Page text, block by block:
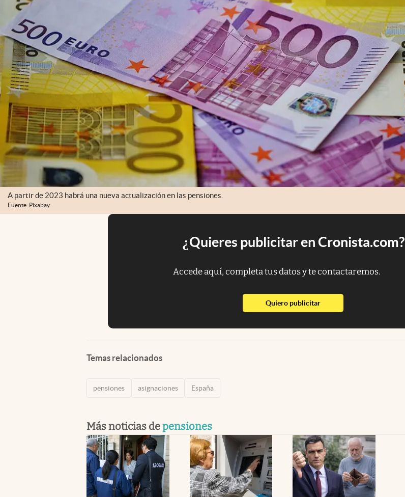
A partir de 2023 habrá una nueva actualización en las pensiones.
Fuente: Pixabay
¿Quieres publicitar en Cronista.com?
Accede aquí, completa tus datos y te contactaremos.
Quiero publicitarabre en nueva pestaña
Temas relacionados
pensiones asignaciones España
Más noticias depensiones